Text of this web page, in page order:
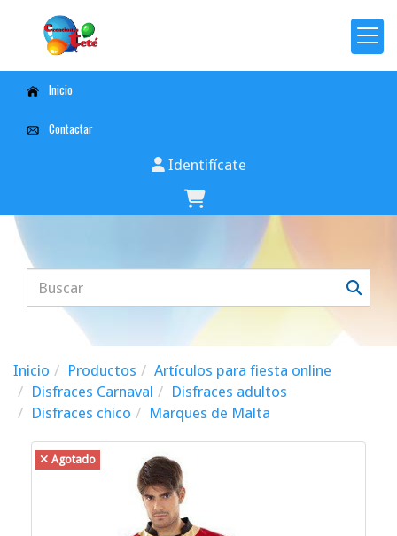
Inicio
Contactar
Identifícate
Inicio Productos
Artículos para fiesta online
Disfraces Carnaval
Disfraces adultos
Disfraces chico
Marques de Malta
Agotado